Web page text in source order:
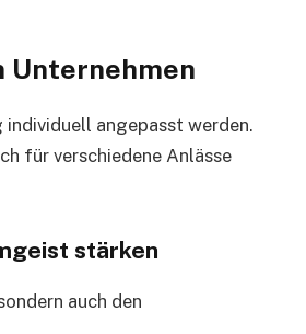
Unternehmen
angepasst werden.
für verschiedene Anlässe
stärken
auch den